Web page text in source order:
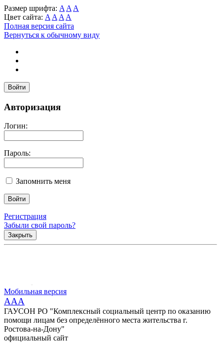
Размер шрифта: A A A
Цвет сайта: A A A A
Полная версия сайта
Вернуться к обычному виду
Войти
Авторизация
Логин:
Пароль:
Запомнить меня
Регистрация
Забыли свой пароль?
Закрыть
Мобильная версия
AAA
ГАУСОН РО "Комплексный социальный центр по оказанию
помощи лицам без определённого места жительства г.
Ростова-на-Дону"
официальный сайт